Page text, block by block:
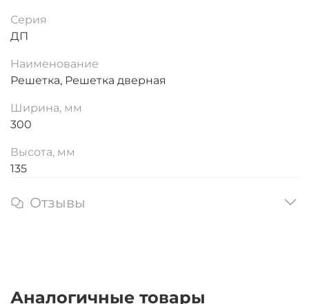
Серия
ДП
Наименование
Решетка, Решетка дверная
Ширина, мм
300
Высота, мм
135
Отзывы
Аналогичные товары